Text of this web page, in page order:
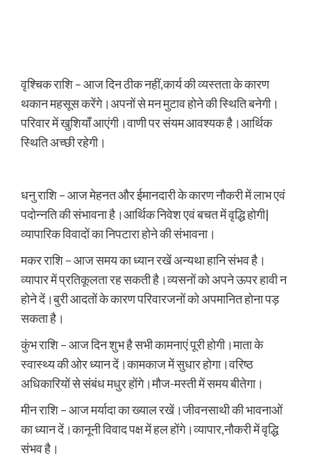
वृश्चिक राशि – आज दिन ठीक नहीं,कार्य की व्यस्तता के कारण
थकान महसूस करेंगे।अपनों से मन मुटाव होने की स्थिति बनेगी।
परिवार में खुशियाँ आएंगी।वाणी पर संयम आवश्यक है।आर्थिक
स्थिति अच्छी रहेगी।
धनु राशि – आज मेहनत और ईमानदारी के कारण नौकरी में लाभ एवं
पदोन्नति की संभावना है।आर्थिक निवेश एवं बचत में वृद्धि होगी|
व्यापारिक विवादों का निपटारा होने की संभावना।
मकर राशि – आज समय का ध्यान रखें अन्यथा हानि संभव है।
व्यापार में प्रतिकूलता रह सकती है।व्यसनों को अपने ऊपर हावी न
होने दें।बुरी आदतों के कारण परिवारजनों को अपमानित होना पड़
सकता है।
कुंभ राशि – आज दिन शुभ है सभी कामनाएं पूरी होगी।माता के
स्वास्थ्य की ओर ध्यान दें।कामकाज में सुधार होगा।वरिष्ठ
अधिकारियों से संबंध मधुर होंगे।मौज-मस्ती में समय बीतेगा।
मीन राशि – आज मर्यादा का ख्याल रखें।जीवनसाथी की भावनाओं
का ध्यान दें।कानूनी विवाद पक्ष में हल होंगे।व्यापार,नौकरी में वृद्धि
संभव है।